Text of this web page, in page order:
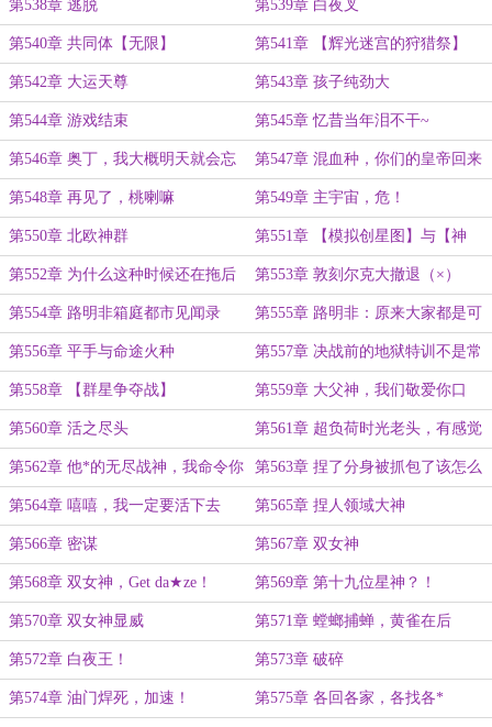
第538章 逃脱 第539章 白夜叉
第540章 共同体【无限】 第541章 【辉光迷宫的狩猎祭】
第542章 大运天尊 第543章 孩子纯劲大
第544章 游戏结束 第545章 忆昔当年泪不干~
第546章 奥丁，我大概明天就会忘
记你吧。
第547章 混血种，你们的皇帝回来
了
第548章 再见了，桃喇嘛 第549章 主宇宙，危！
第550章 北欧神群 第551章 【模拟创星图】与【神
灵】
第552章 为什么这种时候还在拖后
腿啊（恼）
第553章 敦刻尔克大撤退（×）
第554章 路明非箱庭都市见闻录 第555章 路明非：原来大家都是可
怜人啊……
第556章 平手与命途火种 第557章 决战前的地狱特训不是常
见桥段吗？
第558章 【群星争夺战】 第559章 大父神，我们敬爱你口
牙！
第560章 活之尽头 第561章 超负荷时光老头，有感觉
吗？
第562章 他*的无尽战神，我命令你
出来！
第563章 捏了分身被抓包了该怎么
办，在线等，急！
第564章 嘻嘻，我一定要活下去
呀！
第565章 捏人领域大神
第566章 密谋 第567章 双女神
第568章 双女神，Get da★ze！ 第569章 第十九位星神？！
第570章 双女神显威 第571章 螳螂捕蝉，黄雀在后
第572章 白夜王！ 第573章 破碎
第574章 油门焊死，加速！ 第575章 各回各家，各找各*